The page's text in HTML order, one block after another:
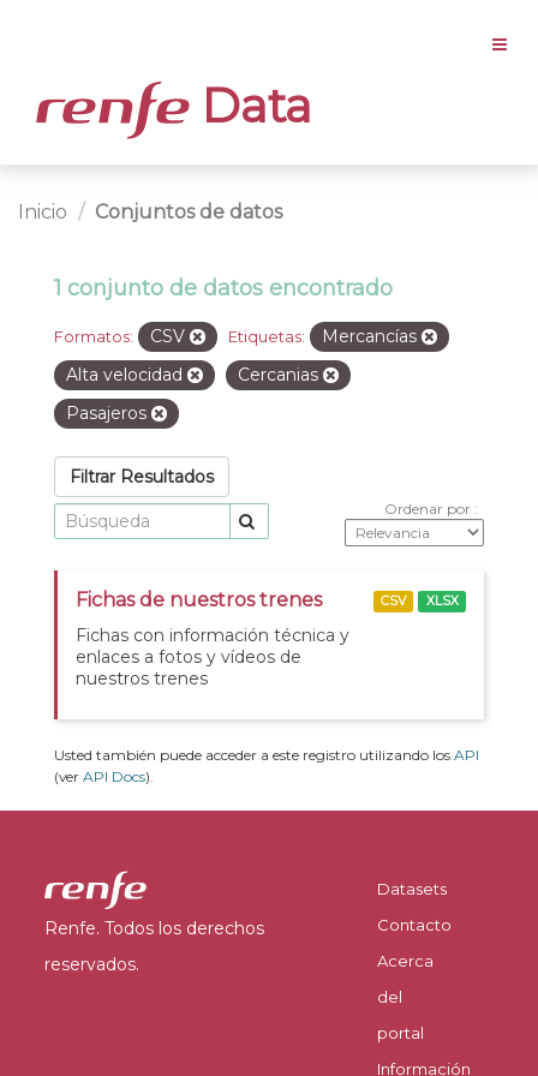
Data
Inicio Conjuntos de datos
1 conjunto de datos encontrado
Formatos: CSV Etiquetas:
Mercancías
Alta velocidad
Cercanias
Pasajeros
Filtrar Resultados
Ordenar por
Fichas de nuestros trenes
Fichas con información técnica y
enlaces a fotos y vídeos de
nuestros trenes
CSV XLSX
Usted también puede acceder a este registro utilizando los API
(ver API Docs).
Renfe. Todos los derechos
reservados.
Datasets
Contacto
Acerca
del
portal
Información